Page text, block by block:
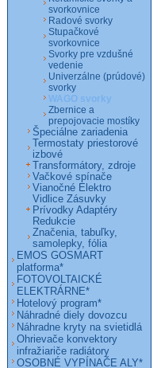
svorkovnice
Radové svorky
Stupačkové
svorkovnice
Svorky pre vzdušné
vedenie
Univerzálne (prúdové)
svorky
WAGO svorky
Zbernice a
prepojovacie mostíky
Špeciálne zariadenia
Termostaty priestorové
izbové
Transformátory, zdroje
Vačkové spínače
Vianočné Elektro
Vidlice Zásuvky
Prívodky Adaptéry
Redukcie
Značenia, tabuľky,
samolepky, fólia
EMOS GOSMART
platforma*
FOTOVOLTAICKÉ
ELEKTRÁRNE*
Hotelový program*
Náhradné diely dovozcu
Náhradne kryty na svietidlá
Ohrievače konvektory
infražiariče radiátory
OSOBNÉ VYPÍNAČE ALY*